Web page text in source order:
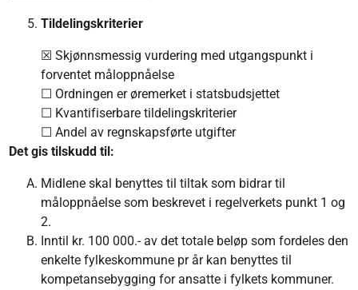
Tildelingskriterier
☒ Skjønnsmessig vurdering med utgangspunkt i
forventet måloppnåelse
☐ Ordningen er øremerket i statsbudsjettet
☐ Kvantifiserbare tildelingskriterier
☐ Andel av regnskapsførte utgifter
Det gis tilskudd til:
Midlene skal benyttes til tiltak som bidrar til
måloppnåelse som beskrevet i regelverkets punkt 1 og
2.
Inntil kr. 100 000.- av det totale beløp som fordeles den
enkelte fylkeskommune pr år kan benyttes til
kompetansebygging for ansatte i fylkets kommuner.